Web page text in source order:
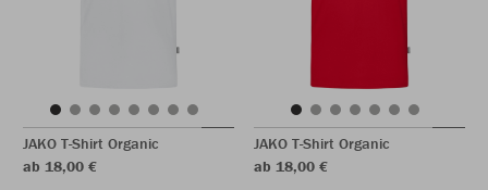
JAKO T-Shirt Organic
ab 18,00 €
JAKO T-Shirt Organic
ab 18,00 €